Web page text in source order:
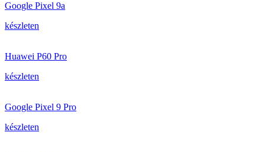
Google Pixel 9a
készleten
Huawei P60 Pro
készleten
Google Pixel 9 Pro
készleten